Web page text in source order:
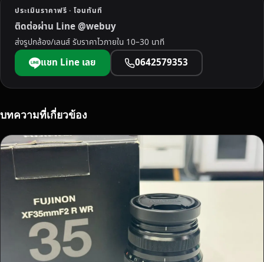
ห
วั
ด
เ
พ
ร
รี
รั
บ
ซื้
อ
ถึ
ประเมินราคาฟรี · โอนทันที
ติดต่อผ่าน Line @webuy
ส่งรูปกล้อง/เลนส์ รับราคาไวภายใน 10–30 นาที
แชท Line เลย 0642579353
บทความที่เกี่ยวข้อง